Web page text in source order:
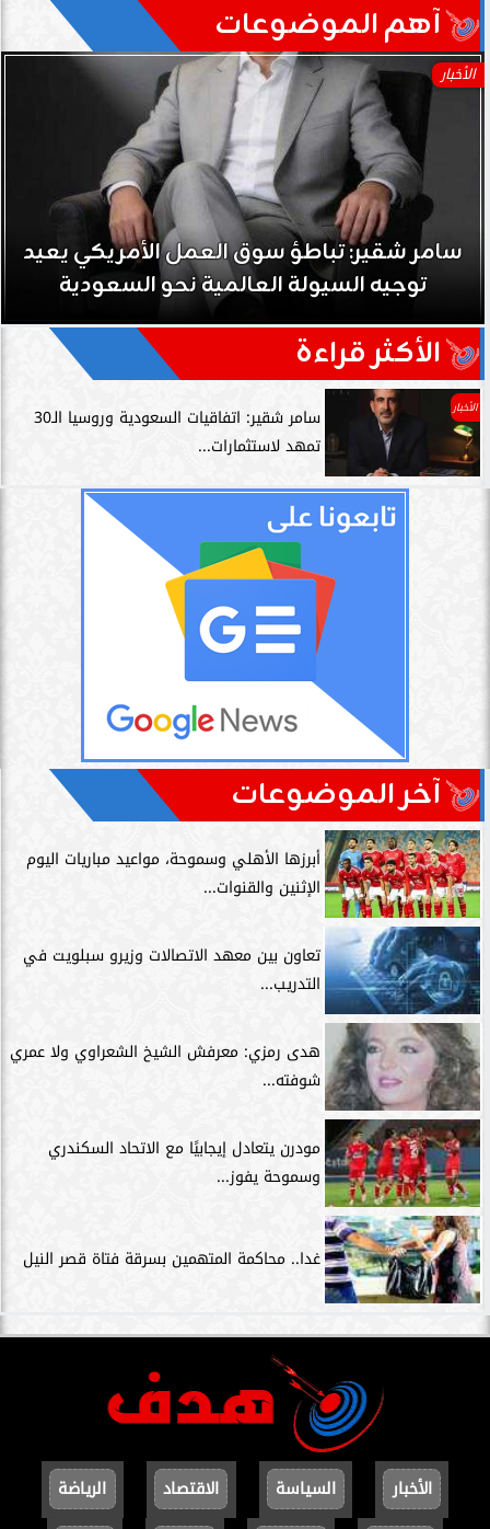
آهم الموضوعات
الأخبار
سامر شقير: تباطؤ سوق العمل الأمريكي يعيد
توجيه السيولة العالمية نحو السعودية
الأكثر قراءة
الأخبار
سامر شقير: اتفاقيات السعودية وروسيا الـ30
تمهد لاستثمارات...
آخر الموضوعات
أبرزها الأهلي وسموحة، مواعيد مباريات اليوم
الإثنين والقنوات...
تعاون بين معهد الاتصالات وزيرو سبلويت في
التدريب...
هدى رمزي: معرفش الشيخ الشعراوي ولا عمري
شوفته...
مودرن يتعادل إيجابيًا مع الاتحاد السكندري
وسموحة يفوز...
غدا.. محاكمة المتهمين بسرقة فتاة قصر النيل
الأخبار السياسة الاقتصاد
الرياضة